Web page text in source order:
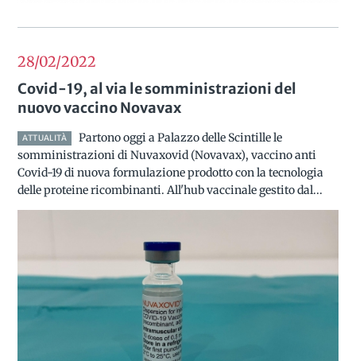
28/022022
Covid-19, al via le somministrazioni del
nuovo vaccino Novavax
ATTUALITÀ
Partono oggi a Palazzo delle Scintille le
somministrazioni di Nuvaxovid (Novavax), vaccino anti
Covid-19 di nuova formulazione prodotto con la tecnologia
delle proteine ricombinanti. All'hub vaccinale gestito dal...